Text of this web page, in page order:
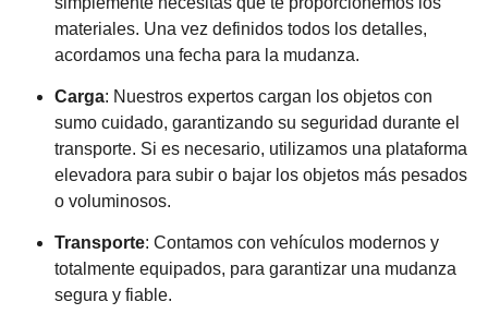
materiales. Una vez definidos todos los detalles,
acordamos una fecha para la mudanza.
Carga: Nuestros expertos cargan los objetos con
sumo cuidado, garantizando su seguridad durante el
transporte. Si es necesario, utilizamos una plataforma
elevadora para subir o bajar los objetos más pesados
o voluminosos.
Transporte: Contamos con vehículos modernos y
totalmente equipados, para garantizar una mudanza
segura y fiable.